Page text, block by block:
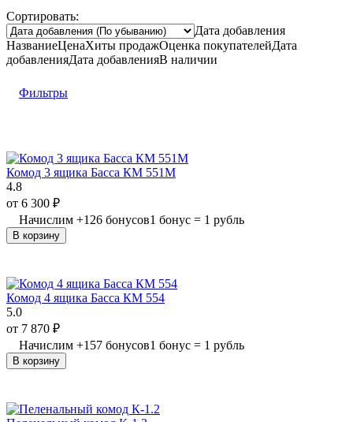
Сортировать:
Дата добавления
НазваниеЦенаХиты продажОценка покупателейДата
добавленияДата добавленияВ наличии
Фильтры
Комод 3 ящика Басса КМ 551М
4.8
от 6 300 ₽
Начислим +126 бонусов1 бонус = 1 рубль
В корзину
Комод 4 ящика Басса КМ 554
5.0
от 7 870 ₽
Начислим +157 бонусов1 бонус = 1 рубль
В корзину